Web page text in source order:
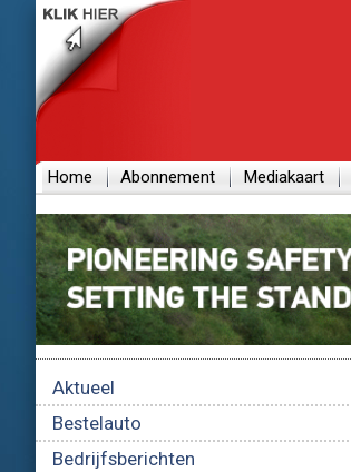
Home Abonnement Mediakaart
Aktueel
Bestelauto
Bedrijfsberichten